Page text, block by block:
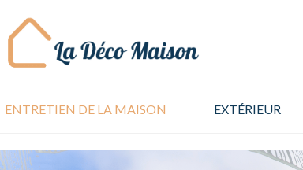
ENTRETIEN DE LA MAISON EXTÉRIEUR